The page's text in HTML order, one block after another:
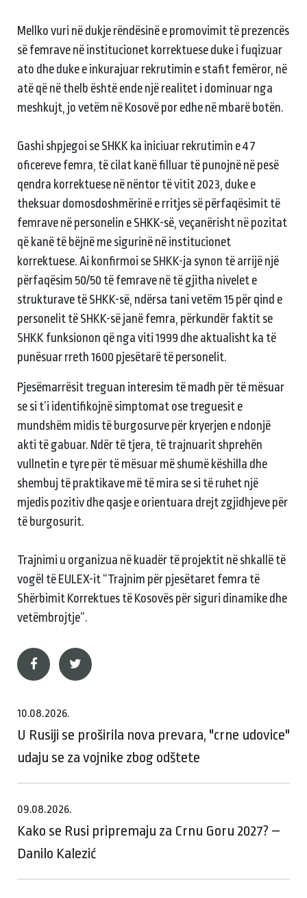
Mellko vuri në dukje rëndësinë e promovimit të prezencës
së femrave në institucionet korrektuese duke i fuqizuar
ato dhe duke e inkurajuar rekrutimin e stafit femëror, në
atë që në thelb është ende një realitet i dominuar nga
meshkujt, jo vetëm në Kosovë por edhe në mbarë botën.
Gashi shpjegoi se SHKK ka iniciuar rekrutimin e 47
oficereve femra, të cilat kanë filluar të punojnë në pesë
qendra korrektuese në nëntor të vitit 2023, duke e
theksuar domosdoshmërinë e rritjes së përfaqësimit të
femrave në personelin e SHKK-së, veçanërisht në pozitat
që kanë të bëjnë me sigurinë në institucionet
korrektuese. Ai konfirmoi se SHKK-ja synon të arrijë një
përfaqësim 50/50 të femrave në të gjitha nivelet e
strukturave të SHKK-së, ndërsa tani vetëm 15 për qind e
personelit të SHKK-së janë femra, përkundër faktit se
SHKK funksionon që nga viti 1999 dhe aktualisht ka të
punësuar rreth 1600 pjesëtarë të personelit.
Pjesëmarrësit treguan interesim të madh për të mësuar
se si t’i identifikojnë simptomat ose treguesit e
mundshëm midis të burgosurve për kryerjen e ndonjë
akti të gabuar. Ndër të tjera, të trajnuarit shprehën
vullnetin e tyre për të mësuar më shumë këshilla dhe
shembuj të praktikave më të mira se si të ruhet një
mjedis pozitiv dhe qasje e orientuara drejt zgjidhjeve për
të burgosurit.
Trajnimi u organizua në kuadër të projektit në shkallë të
vogël të EULEX-it “Trajnim për pjesëtaret femra të
Shërbimit Korrektues të Kosovës për siguri dinamike dhe
vetëmbrojtje”.
10.08.2026.
U Rusiji se proširila nova prevara, "crne udovice"
udaju se za vojnike zbog odštete
09.08.2026.
Kako se Rusi pripremaju za Crnu Goru 2027? –
Danilo Kalezić